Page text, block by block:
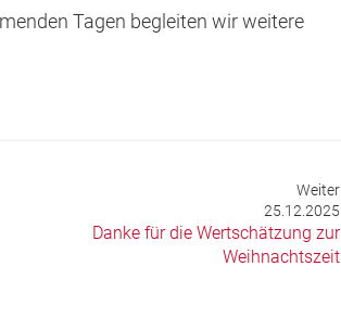
Tagen begleiten wir weitere
Weiter
25.12.2025
Danke für die Wertschätzung zur
Weihnachtszeit